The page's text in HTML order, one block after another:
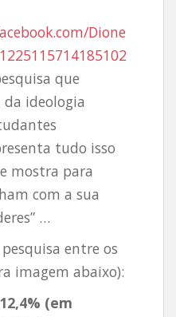
Dione
que
ideologia
tudo isso
mostra para
com a sua
…
entre os
imagem abaixo):
12,4% (em